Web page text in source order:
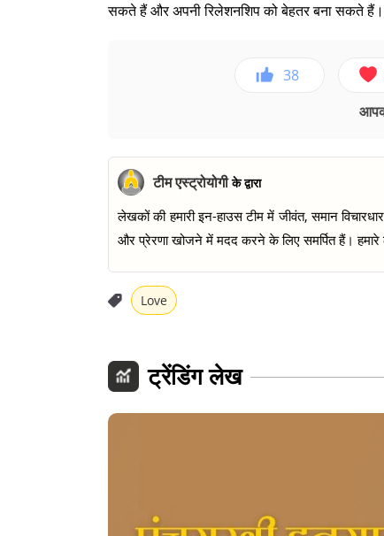
सकते हैं और अपनी रिलेशनशिप को बेहतर बना सकते
38
टीम एस्ट्रोयोगीके द्वारा
लेखकों की हमारी इन-हाउस टीम में जीवंत, समान
और प्रेरणा खोजने में मदद करने के लिए समर्पित हैं। हमारे
Love
ट्रेंडिंग लेख